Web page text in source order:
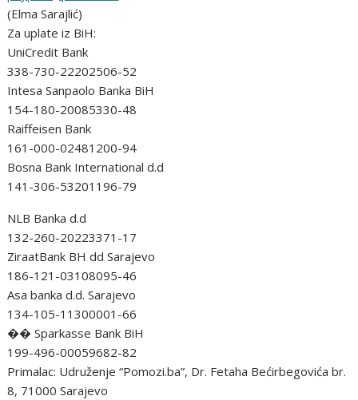
(Elma Sarajlić)
Za uplate iz BiH:
UniCredit Bank
338-730-22202506-52
Intesa Sanpaolo Banka BiH
154-180-20085330-48
Raiffeisen Bank
161-000-02481200-94
Bosna Bank International d.d
141-306-53201196-79
NLB Banka d.d
132-260-20223371-17
ZiraatBank BH dd Sarajevo
186-121-03108095-46
Asa banka d.d. Sarajevo
134-105-11300001-66
�� Sparkasse Bank BiH
199-496-00059682-82
Primalac: Udruženje “Pomozi.ba”, Dr. Fetaha Bećirbegovića br.
8, 71000 Sarajevo